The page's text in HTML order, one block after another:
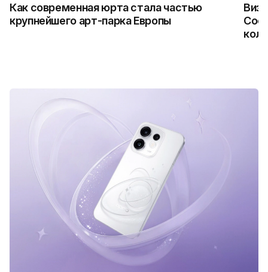
Как современная юрта стала частью
крупнейшего арт-парка Европы